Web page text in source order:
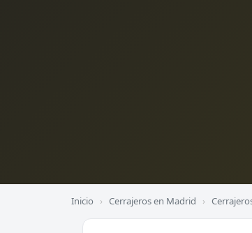
Inicio › Cerrajeros en Madrid ›